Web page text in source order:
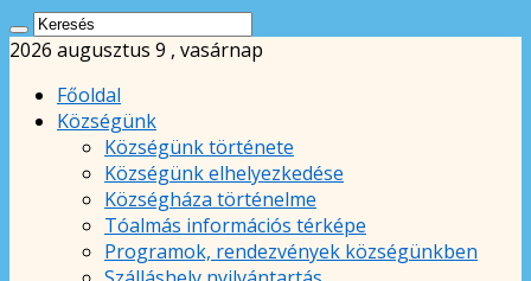
2026 augusztus 9 , vasárnap
Főoldal
Községünk
Községünk története
Községünk elhelyezkedése
Községháza történelme
Tóalmás információs térképe
Programok, rendezvények községünkben